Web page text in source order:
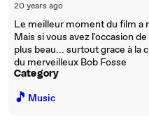
20 years ago
Le meilleur moment du film a
Mais si vous avez l'occasion
plus beau... surtout grace à la
du merveilleux Bob Fosse
Category
🎵 Music